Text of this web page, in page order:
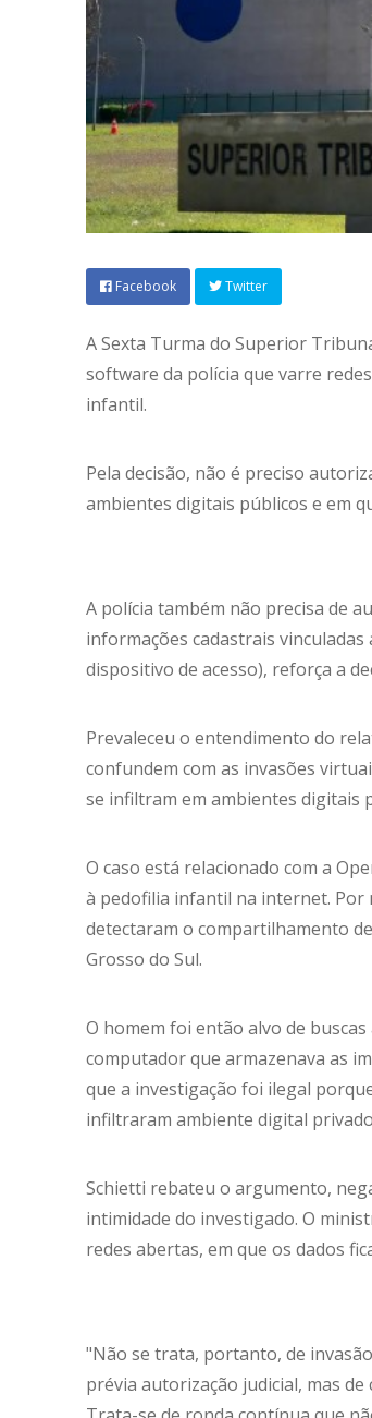
Facebook Twitter
A Sexta Turma do Superior
software da polícia que varre
infantil.
Pela decisão, não é preciso
ambientes digitais públicos e em
A polícia também não precisa de
informações cadastrais
dispositivo de acesso), reforça a
Prevaleceu o entendimento do
confundem com as invasões
se infiltram em ambientes digitais
O caso está relacionado com a
à pedofilia infantil na internet. Por
detectaram o compartilhamento
Grosso do Sul.
O homem foi então alvo de
computador que armazenava as
que a investigação foi ilegal
infiltraram ambiente digital
Schietti rebateu o argumento,
intimidade do investigado. O
redes abertas, em que os dados
"Não se trata, portanto, de
prévia autorização judicial, mas